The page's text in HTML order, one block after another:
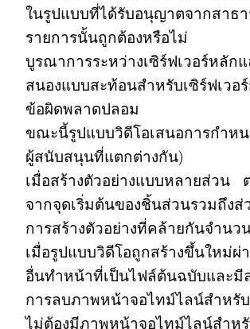
ในรูปแบบที่ได้รับอนุญาตจากสา
รายการนั้นถูกต้องหรือไม่
บูรณาการระหว่างเซิร์ฟเวอร์หลั
สนองแบบสะท้อนสำหรับเซิร์ฟเวอ
ข้อผิดพลาดปลอม
ขณะนี้รูปแบบวิดีโอเสนอการกำห
ผู้สนับสนุนที่แตกต่างกัน)
เมื่อสร้างตัวอย่างแบบหลายส่ว
จากจุดเริ่มต้นของชิ้นส่วนรวมถึง
การสร้างตัวอย่างที่คล้ายกันจำน
เมื่อรูปแบบวิดีโอถูกสร้างขึ้นใหม่
อื่นทำหน้าที่เป็นไฟล์ต้นฉบับและมี
การลบภาพหน้าจอไทม์ไลน์สำหรั
ไม่ต้องมีภาพหน้าจอไทม์ไลน์สำห